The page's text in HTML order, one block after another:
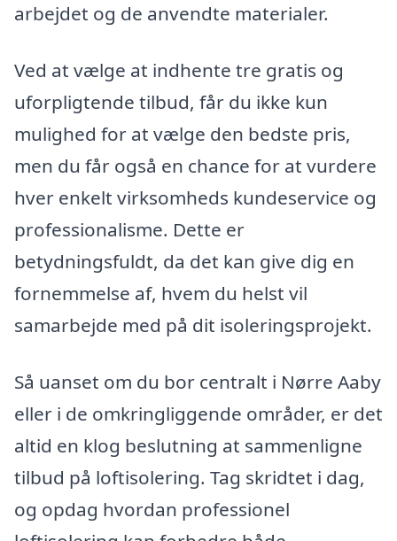
arbejdet og de anvendte materialer.
Ved at vælge at indhente tre gratis og
uforpligtende tilbud, får du ikke kun
mulighed for at vælge den bedste pris,
men du får også en chance for at vurdere
hver enkelt virksomheds kundeservice og
professionalisme. Dette er
betydningsfuldt, da det kan give dig en
fornemmelse af, hvem du helst vil
samarbejde med på dit isoleringsprojekt.
Så uanset om du bor centralt i Nørre Aaby
eller i de omkringliggende områder, er det
altid en klog beslutning at sammenligne
tilbud på loftisolering. Tag skridtet i dag,
og opdag hvordan professionel